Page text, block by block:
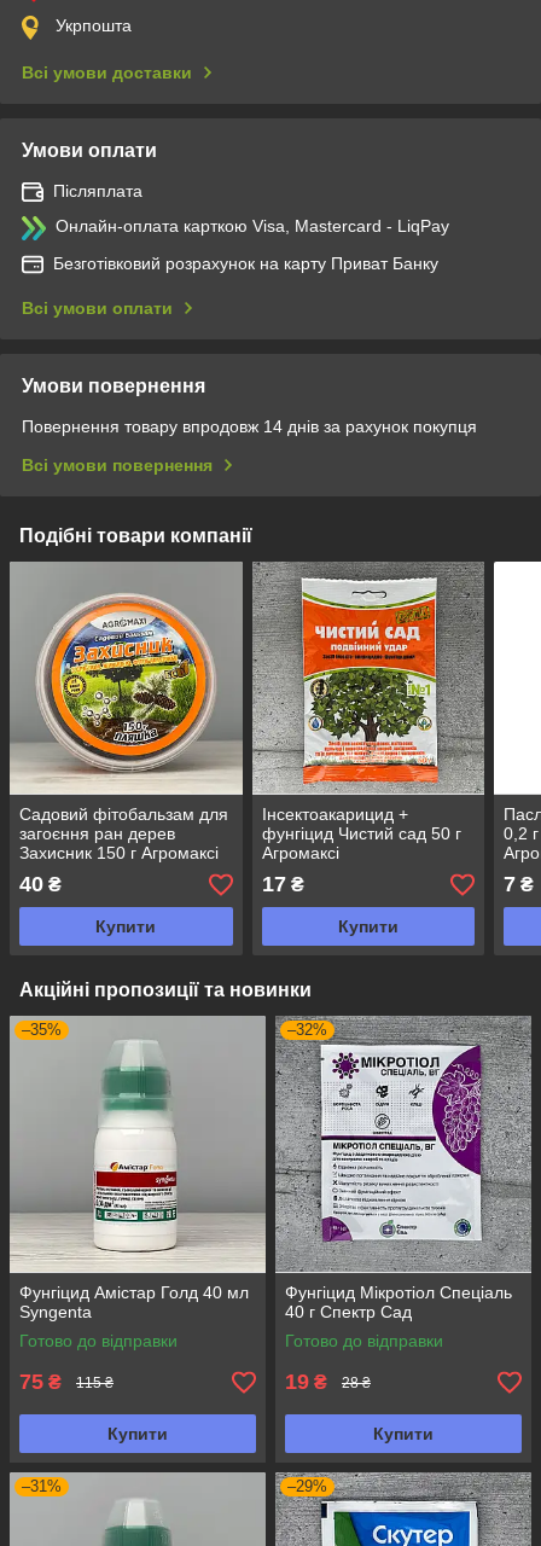
Укрпошта
Всі умови доставки
Умови оплати
Післяплата
Онлайн-оплата карткою Visa, Mastercard - LiqPay
Безготівковий розрахунок на карту Приват Банку
Всі умови оплати
Умови повернення
Повернення товару впродовж 14 днів за рахунок покупця
Всі умови повернення
Подібні товари компанії
Садовий фітобальзам для
загоєння ран дерев
Захисник 150 г Агромаксі
40 ₴
Купити
Інсектоакарицид +
фунгіцид Чистий сад 50 г
Агромаксі
17₴
Купити
0,2
7 ₴
Акційні пропозиції та новинки
–35%
Фунгіцид Амістар Голд 40 мл
Syngenta
Готово до відправки
75 ₴ 115 ₴
Купити
–32%
Фунгіцид Мікротіол Спеціаль
40 г Спектр Сад
Готово до відправки
19 ₴ 28 ₴
Купити
–31% –29%